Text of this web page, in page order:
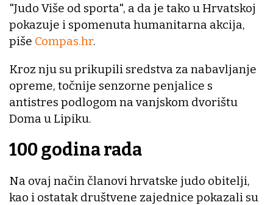
"Judo Više od sporta", a da je tako u Hrvatskoj
pokazuje i spomenuta humanitarna akcija,
piše Compas.hr.
Kroz nju su prikupili sredstva za nabavljanje
opreme, točnije senzorne penjalice s
antistres podlogom na vanjskom dvorištu
Doma u Lipiku.
100 godina rada
Na ovaj način članovi hrvatske judo obitelji,
kao i ostatak društvene zajednice pokazali su